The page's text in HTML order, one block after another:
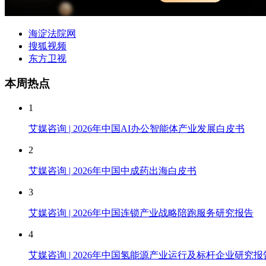
海淀法院网
搜狐视频
东方卫视
本周热点
1
艾媒咨询 | 2026年中国AI办公智能体产业发展白皮书
2
艾媒咨询 | 2026年中国中成药出海白皮书
3
艾媒咨询 | 2026年中国连锁产业战略陪跑服务研究报告
4
艾媒咨询 | 2026年中国氢能源产业运行及标杆企业研究报